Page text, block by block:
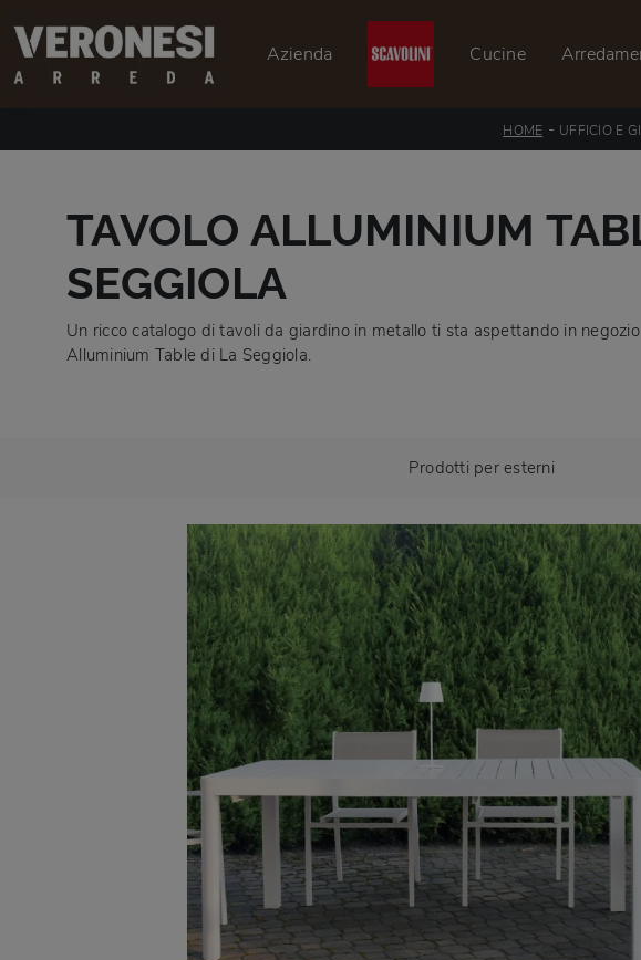
Azienda Cucine
HOME - UFFICIO E
TAVOLO ALLUMINIUM
SEGGIOLA
Un ricco catalogo di tavoli da giardino in metallo ti sta aspettando in
Alluminium Table di La Seggiola.
Prodotti per esterni